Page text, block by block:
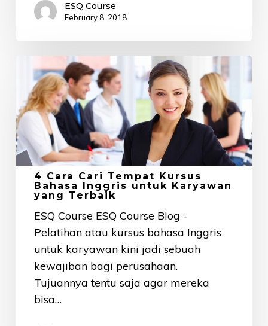
ESQ Course
February 8, 2018
Cara
Cari
Tempat
Kursus
Bahasa
Inggris
untuk
Karyawan
yang
Terbaik
4 Cara Cari Tempat Kursus
Bahasa Inggris untuk Karyawan
yang Terbaik
ESQ Course ESQ Course Blog -
Pelatihan atau kursus bahasa Inggris
untuk karyawan kini jadi sebuah
kewajiban bagi perusahaan.
Tujuannya tentu saja agar mereka
bisa…